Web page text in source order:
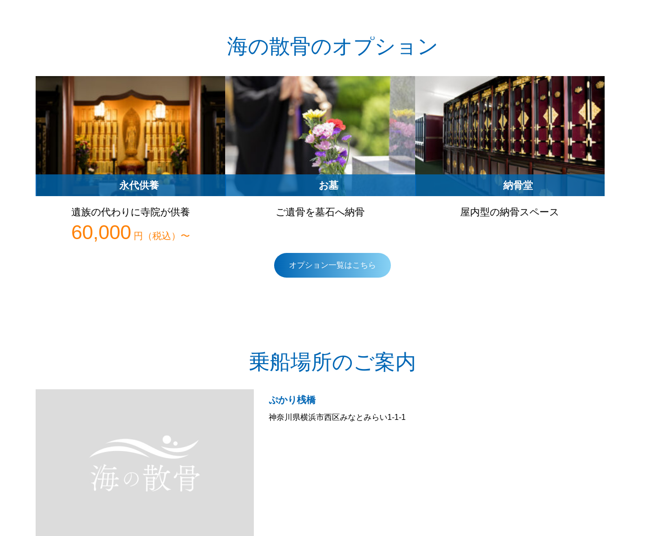
海の散骨のオプション
永代供養
遺族の代わりに寺院が供養
60,000 円（税込）〜
お墓
ご遺骨を墓石へ納骨
納骨堂
屋内型の納骨スペース
オプション一覧はこちら
乗船場所のご案内
ぷかり桟橋
神奈川県横浜市西区みなとみらい1-1-1